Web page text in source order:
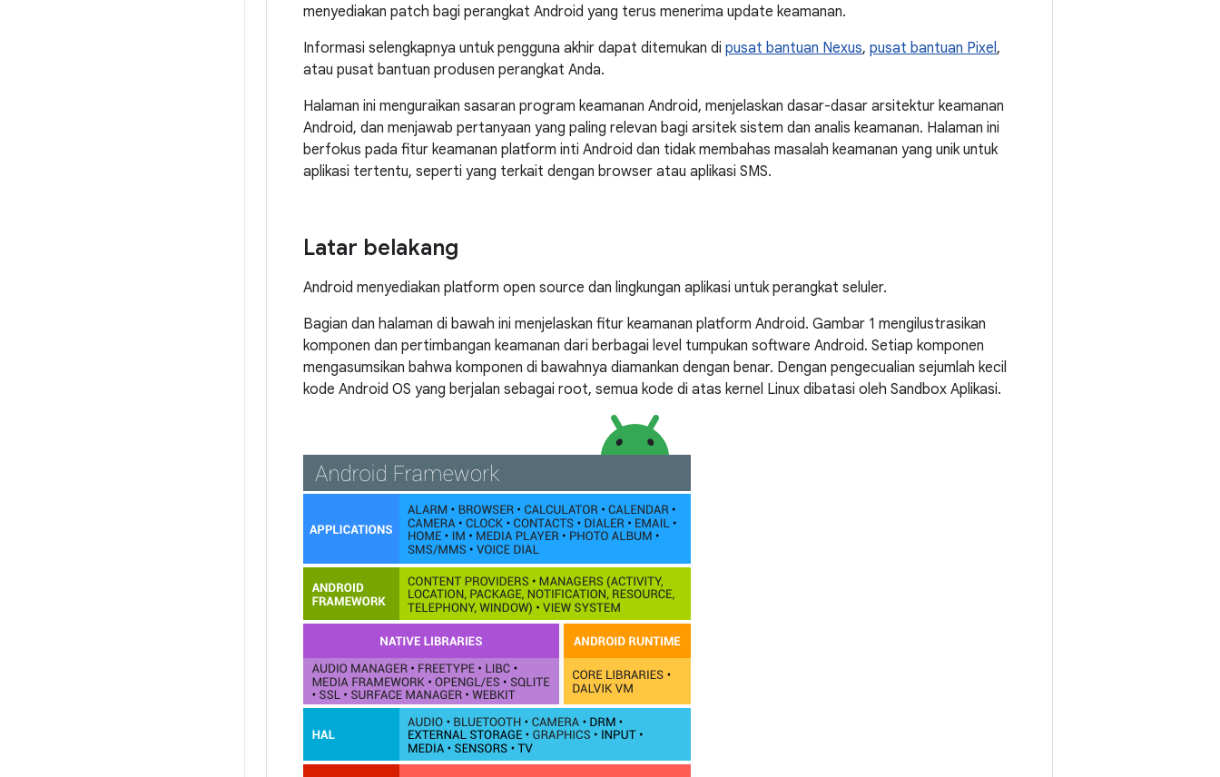
menyediakan patch bagi perangkat Android yang terus menerima update keamanan.
Informasi selengkapnya untuk pengguna akhir dapat ditemukan di pusat bantuan Nexus, pusat bantuan Pixel,
atau pusat bantuan produsen perangkat Anda.
Halaman ini menguraikan sasaran program keamanan Android, menjelaskan dasar-dasar arsitektur keamanan
Android, dan menjawab pertanyaan yang paling relevan bagi arsitek sistem dan analis keamanan. Halaman ini
berfokus pada fitur keamanan platform inti Android dan tidak membahas masalah keamanan yang unik untuk
aplikasi tertentu, seperti yang terkait dengan browser atau aplikasi SMS.
Latar belakang
Android menyediakan platform open source dan lingkungan aplikasi untuk perangkat seluler.
Bagian dan halaman di bawah ini menjelaskan fitur keamanan platform Android. Gambar 1 mengilustrasikan
komponen dan pertimbangan keamanan dari berbagai level tumpukan software Android. Setiap komponen
mengasumsikan bahwa komponen di bawahnya diamankan dengan benar. Dengan pengecualian sejumlah kecil
kode Android OS yang berjalan sebagai root, semua kode di atas kernel Linux dibatasi oleh Sandbox Aplikasi.